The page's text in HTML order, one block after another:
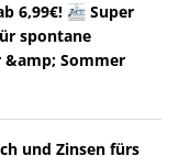
6,99€! 🚈 Super
spontane
&amp; Sommer
und Zinsen fürs